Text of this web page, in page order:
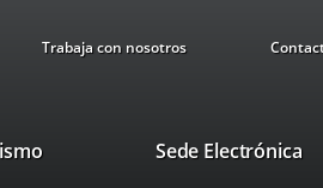
Trabaja con nosotros
Este
Sede Electrónica